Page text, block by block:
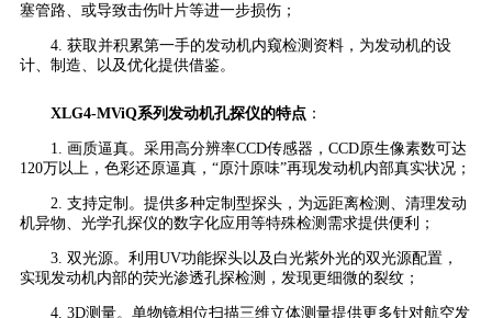
塞管路、或导致击伤叶片等进一步损伤；
4. 获取并积累第一手的发动机内窥检测资料，为发动机的设
计、制造、以及优化提供借鉴。
XLG4-MViQ系列发动机孔探仪的特点 ：
1. 画质逼真。采用高分辨率CCD传感器，CCD原生像素数可达
120万以上，色彩还原逼真，“原汁原味”再现发动机内部真实状况；
2. 支持定制。提供多种定制型探头，为远距离检测、清理发动
机异物、光学孔探仪的数字化应用等特殊检测需求提供便利；
3. 双光源。利用UV功能探头以及白光紫外光的双光源配置，
实现发动机内部的荧光渗透孔探检测，发现更细微的裂纹；
4. 3D测量。单物镜相位扫描三维立体测量提供更多针对航空发